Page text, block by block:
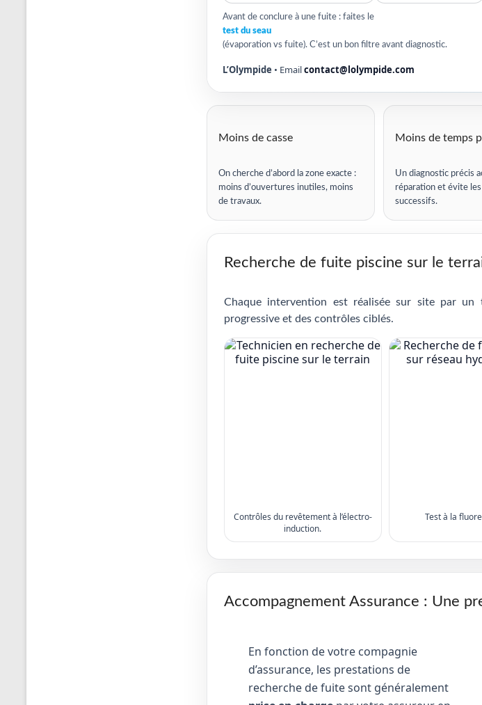
Avant de conclure à une fuite : faites le
test du seau
(évaporation vs fuite). C’est un bon filtre avant diagnostic.
L’Olympide • Emailcontact@lolympide.com
Moins de casse
On cherche d’abord la zone exacte :
moins d’ouvertures inutiles, moins
de travaux.
Moins de temps
Un diagnostic précis
réparation et évite les
successifs.
Recherche de fuite piscine sur le
Chaque intervention est réalisée sur site par un
progressive et des contrôles ciblés.
Contrôles du revêtement à l’électro-
induction.
Test à la
Accompagnement Assurance : Une
En fonction de votre compagnie
d’assurance, les prestations de
recherche de fuite sont généralement